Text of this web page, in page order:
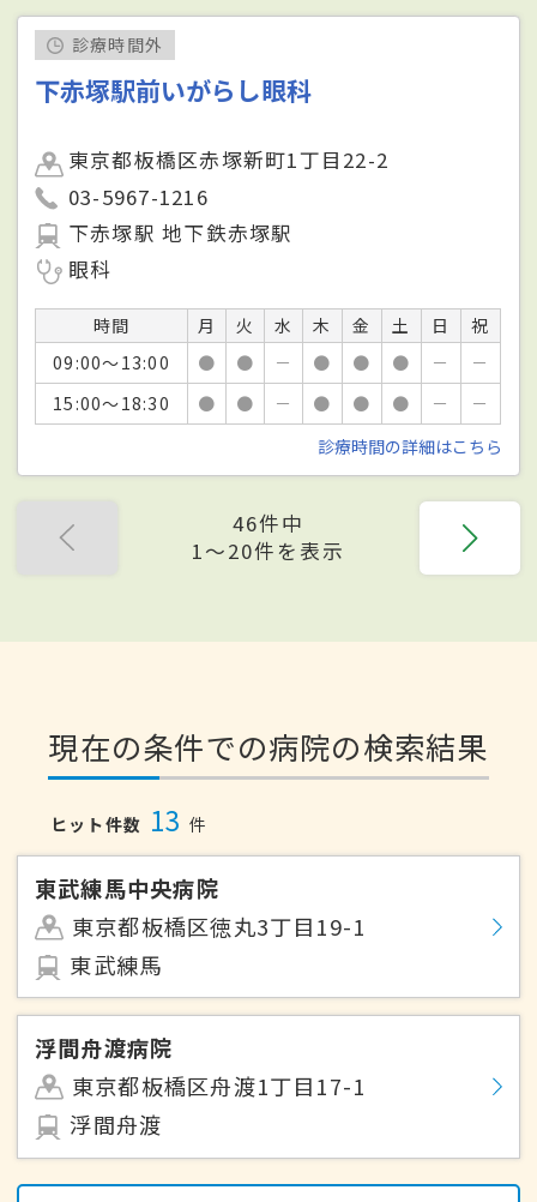
診療時間外
下赤塚駅前いがらし眼科
東京都板橋区赤塚新町1丁目22-2
03-5967-1216
下赤塚駅 地下鉄赤塚駅
眼科
時間 月 火 水 木 金 土 日
祝
09:00～13:00
● ● － ● ● ● －
－
15:00～18:30
● ● － ● ● ● －
－
診療時間の詳細はこちら
46件中
1〜20件を表示
現在の条件での病院の検索結果
ヒット件数 13 件
東武練馬中央病院
東京都板橋区徳丸3丁目19-1
東武練馬
浮間舟渡病院
東京都板橋区舟渡1丁目17-1
浮間舟渡